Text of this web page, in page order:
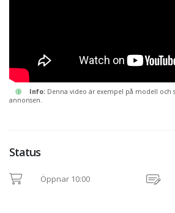
00:01:19
Info: Denna video är exempel på modell och
annonsen.
Status
Öppnar 10:00